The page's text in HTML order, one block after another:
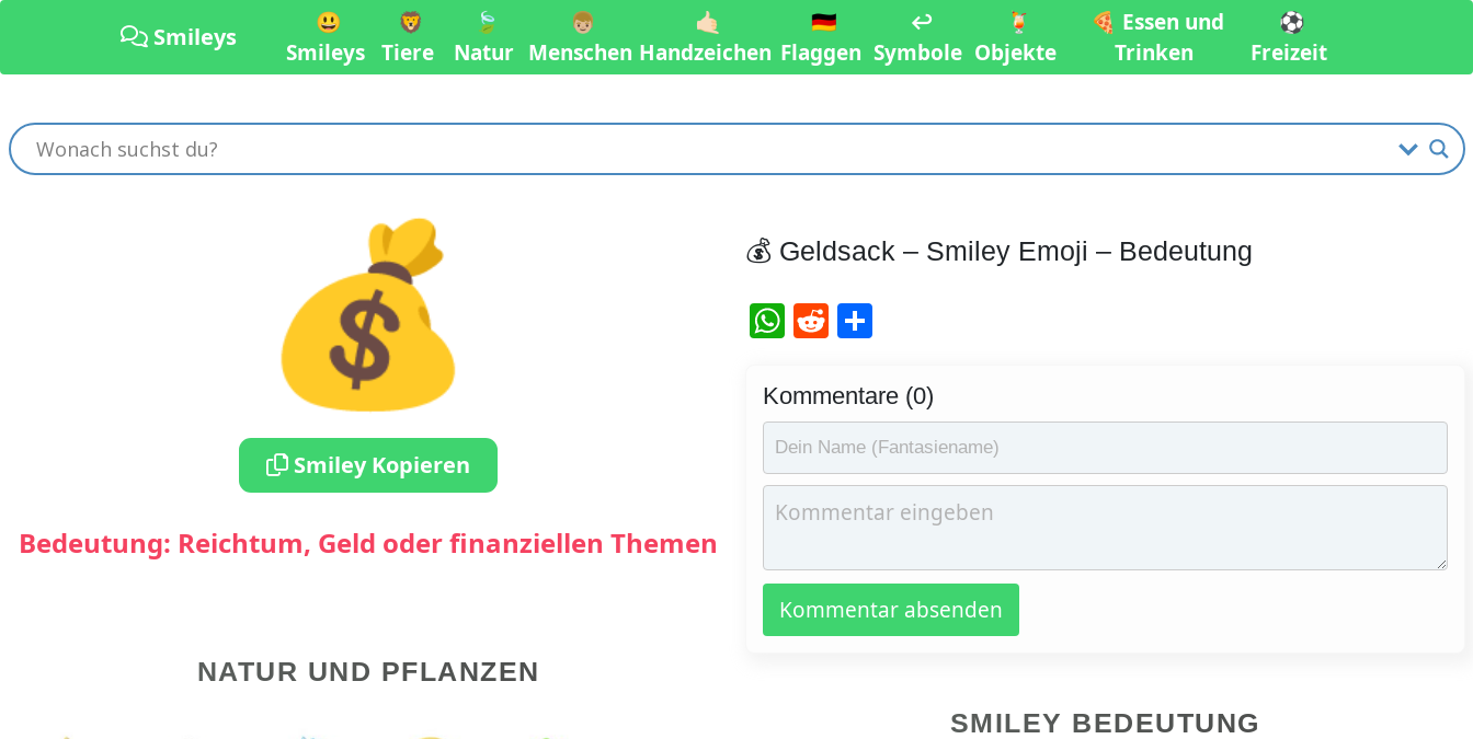
Smileys
😃
Smileys
🦁
Tiere
🍃
Natur
👦🏼
Menschen
🤙🏻
Handzeichen
🇩🇪
Flaggen
↩️
Symbole
🍹
Objekte
🍕 Essen und
Trinken
⚽️
Freizeit
💰
Smiley Kopieren
Bedeutung: Reichtum, Geld oder finanziellen Themen
NATUR UND PFLANZEN
💰 Geldsack – Smiley Emoji – Bedeutung
WhatsApp
Reddit
Teilen
Kommentare (0)
Kommentar absenden
SMILEY BEDEUTUNG